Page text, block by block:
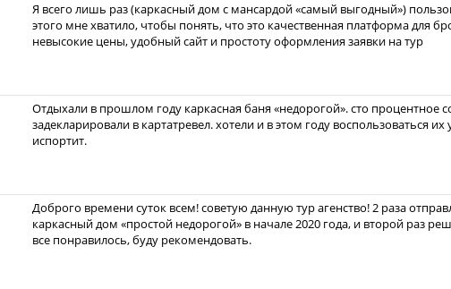
Я всего лишь раз (каркасный дом с мансардой «самый выгодный»)
этого мне хватило, чтобы понять, что это качественная платформа для
невысокие цены, удобный сайт и простоту оформления заявки на тур
Отдыхали в прошлом году каркасная баня «недорогой». сто процентное
задекларировали в картатревел. хотели и в этом году воспользоваться
испортит.
Доброго времени суток всем! советую данную тур агенство! 2 раза
каркасный дом «простой недорогой» в начале 2020 года, и второй раз
все понравилось, буду рекомендовать.